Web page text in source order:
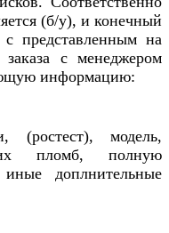
(б/у), и конечный
представленным на
с менеджером
информацию:
(ростест), модель,
пломб, полную
доплнительные